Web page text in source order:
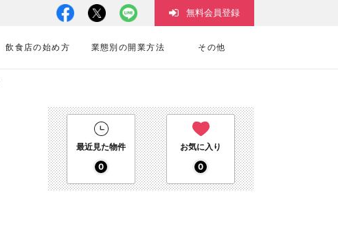
飲食店の始め方 業態別の開業方法 その他
無料会員登録
最近見た物件
0
お気に入り
0